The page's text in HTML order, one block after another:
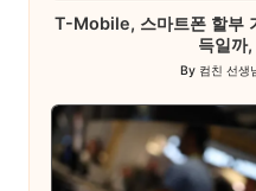
T-Mobile, 스마트폰 할부
득일까
Posted
By 컴친 선생